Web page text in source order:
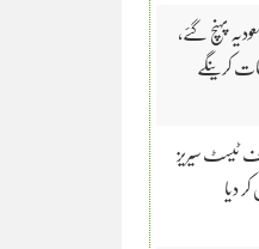
پہنچ گئے،
کرینگے
ٹیسٹ سیریز
دیا